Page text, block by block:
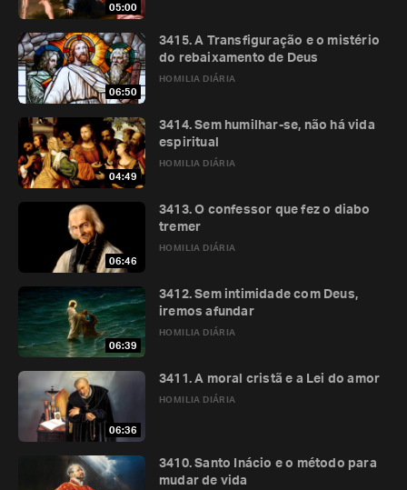
05:00
06:50
HOMILIA DIÁRIA
3415. A Transfiguração e o mistério
do rebaixamento de Deus
04:49
HOMILIA DIÁRIA
3414. Sem humilhar-se, não há vida
espiritual
06:46
HOMILIA DIÁRIA
3413. O confessor que fez o diabo
tremer
06:39
HOMILIA DIÁRIA
3412. Sem intimidade com Deus,
iremos afundar
06:36
HOMILIA DIÁRIA
3411. A moral cristã e a Lei do amor
3410. Santo Inácio e o método para
mudar de vida